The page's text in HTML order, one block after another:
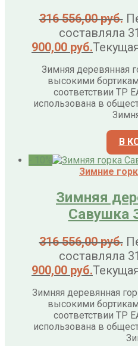
316 556,00руб.
составляла
900,00 руб.
Зимняя деревянная
высокими
соответствии ТР
использована в
В
Зимние
Зимняя
Савушка
316 556,00руб.
составляла
900,00 руб.
Зимняя деревянная
высокими
соответствии ТР
использована в